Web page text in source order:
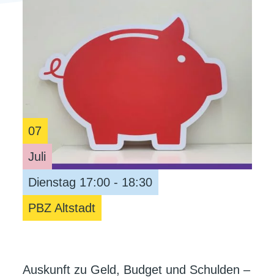
07
Juli
Dienstag 17:00 - 18:30
PBZ Altstadt
Auskunft zu Geld, Budget und Schulden –